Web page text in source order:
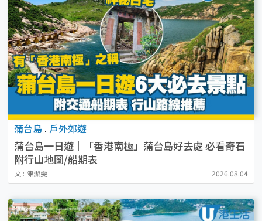
蒲台島 . 戶外郊遊
蒲台島一日遊｜「香港南極」蒲台島好去處 必看奇石
附行山地圖/船期表
文 : 陳潔雯 2026.08.04